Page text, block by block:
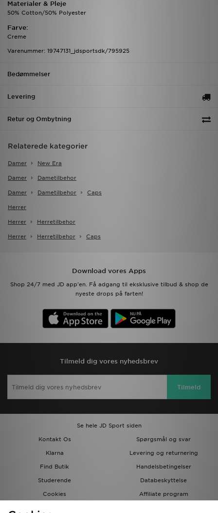
Materialer & Pleje
50% Cotton/50% Polyester
Farve:
Creme
Varenummer: 19747131_jdsportsdk/795925
Bedømmelser
Levering
Retur og Ombytning
Relaterede kategorier
Damer New Era
Damer Dametilbehor
Damer Dametilbehor Caps
Herrer
Herrer Herretilbehor
Herrer Herretilbehor Caps
Download vores Apps
Shop 24/7 med JD app'en. Få adgang til eksklusive tilbud & shop de
nyeste drops på farten!
Tilmeld dig vores nyhedsbrev
Tilmeld
Se hele JD Sport siden
Kontakt Os
Spørgsmål og svar
Klarna
Levering og returnering
Find Butik
Handelsbetingelser
Studerende
Databeskyttelse
Cookies
Affiliate program